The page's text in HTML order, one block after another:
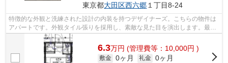
東京都大田区西六郷 １丁目8-24
特徴的な外観と洗練された設計の内装を持つデザイナーズ。こちらの物件は
アパートです。外観タイル張りを採用し、素敵な見た目を演出します。最上
階の物件です。駅から徒歩10分の物件...
6.3万円 (管理費等：10,000円 )
敷金 0ヶ月 礼金 0ヶ月